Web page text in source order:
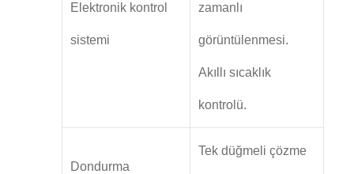
Elektronik kontrol
sistemi
zamanlı
görüntülenmesi.
Akıllı sıcaklık
kontrolü.
Dondurma
Tek düğmeli çözme